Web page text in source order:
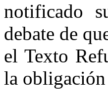
notificado
debate de
el Texto
la obligación